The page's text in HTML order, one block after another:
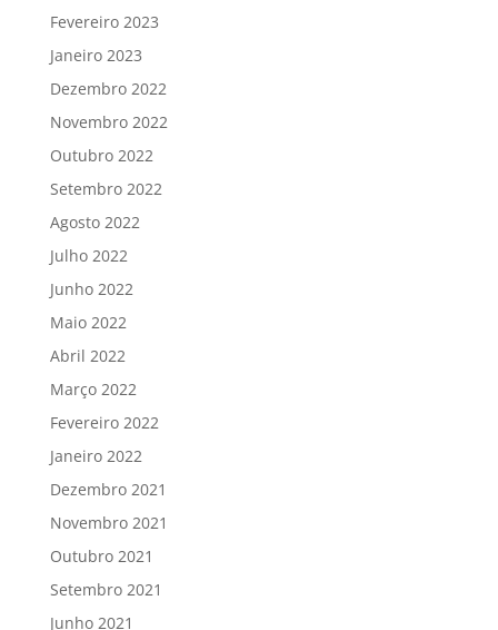
Fevereiro 2023
Janeiro 2023
Dezembro 2022
Novembro 2022
Outubro 2022
Setembro 2022
Agosto 2022
Julho 2022
Junho 2022
Maio 2022
Abril 2022
Março 2022
Fevereiro 2022
Janeiro 2022
Dezembro 2021
Novembro 2021
Outubro 2021
Setembro 2021
Junho 2021